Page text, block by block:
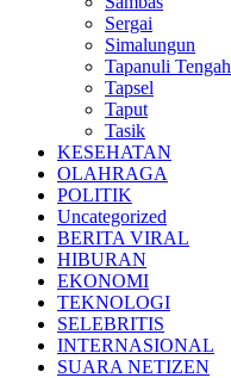
Sergai
Simalungun
Tapanuli Tengah
Tapsel
Taput
Tasik
KESEHATAN
OLAHRAGA
POLITIK
Uncategorized
BERITA VIRAL
HIBURAN
EKONOMI
TEKNOLOGI
SELEBRITIS
INTERNASIONAL
SUARA NETIZEN